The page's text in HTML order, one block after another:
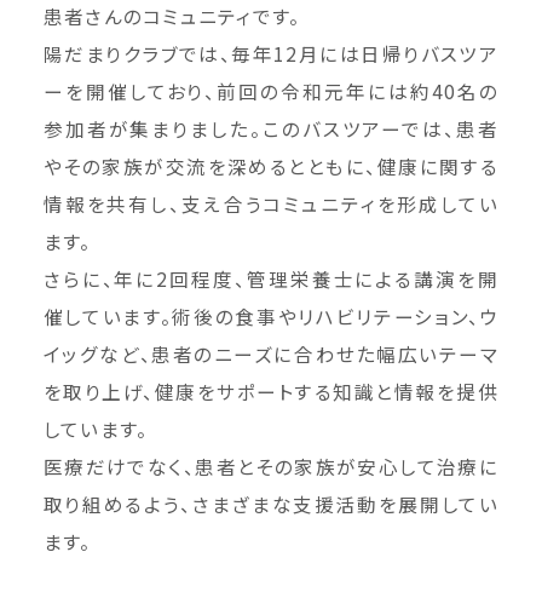
患者さんのコミュニティです。
陽だまりクラブでは、毎年12月には日帰りバスツア
ーを開催しており、前回の令和元年には約40名の
参加者が集まりました。このバスツアーでは、患者
やその家族が交流を深めるとともに、健康に関する
情報を共有し、支え合うコミュニティを形成してい
ます。
さらに、年に2回程度、管理栄養士による講演を開
催しています。術後の食事やリハビリテーション、ウ
イッグなど、患者のニーズに合わせた幅広いテーマ
を取り上げ、健康をサポートする知識と情報を提供
しています。
医療だけでなく、患者とその家族が安心して治療に
取り組めるよう、さまざまな支援活動を展開してい
ます。